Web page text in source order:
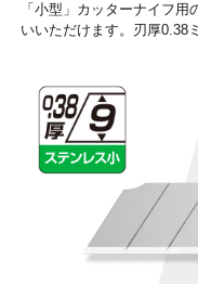
「小型」カッターナイフ
いいただけます。刃厚0.38